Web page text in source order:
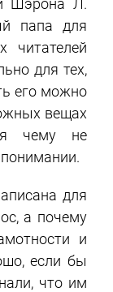
Шэрона Л.
папа для
читателей
для тех,
его можно
вещах
чему не
для
а почему
и
если бы
что им